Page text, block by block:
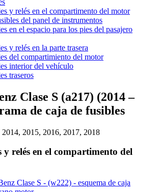
y relés en el compartimento del motor
del panel de instrumentos
en el espacio para los pies del pasajero
y relés en la parte trasera
del compartimiento del motor
interior del vehículo
traseros
Clase S (a217) (2014 –
de caja de fusibles
2015, 2016, 2017, 2018
y relés en el compartimento del